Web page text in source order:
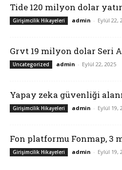
Tide 120 milyon dolar
Girişimcilik Hikayeleri admin - Eylül 22,
Grvt 19 milyon dolar Seri A
Uncategorized admin - Eylül 22, 2025
Yapay zeka güvenliği
Girişimcilik Hikayeleri admin - Eylül 19,
Fon platformu Fonmap, 3
Girişimcilik Hikayeleri admin - Eylül 19,